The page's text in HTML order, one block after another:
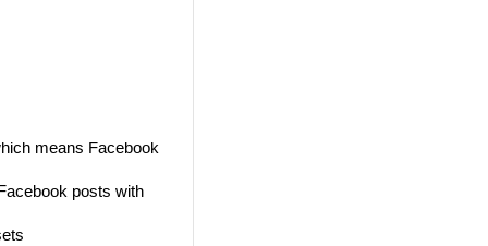
means Facebook
posts with